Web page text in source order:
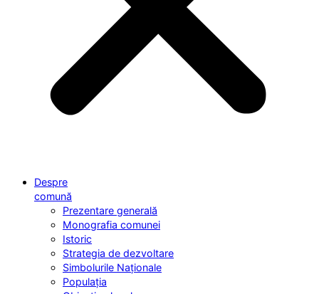
Despre
comună
Prezentare generală
Monografia comunei
Istoric
Strategia de dezvoltare
Simbolurile Naționale
Populația